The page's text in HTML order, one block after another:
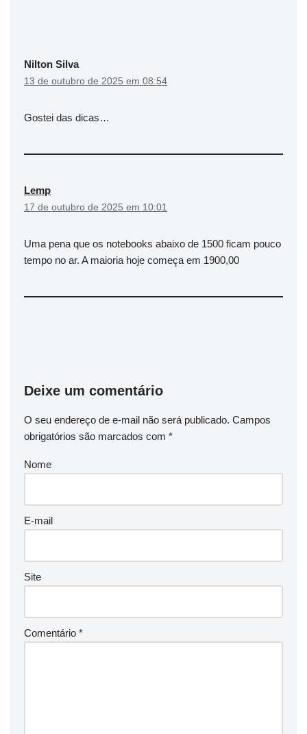
Nilton Silva
13 de outubro de 2025 em 08:54
Gostei das dicas…
Lemp
17 de outubro de 2025 em 10:01
Uma pena que os notebooks abaixo de 1500 ficam pouco
tempo no ar. A maioria hoje começa em 1900,00
Deixe um comentário
O seu endereço de e-mail não será publicado. Campos
obrigatórios são marcados com *
Nome
E-mail
Site
Comentário *